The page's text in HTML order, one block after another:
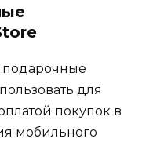
подарочные
для
покупок в
мобильного